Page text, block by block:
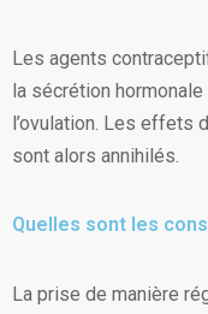
Les agents
la sécrétion
l’ovulation. Les effets
sont alors annihilés.
Quelles sont les
La prise de manière